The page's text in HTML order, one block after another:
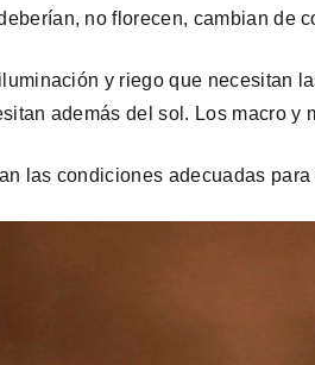
no florecen, cambian de
y riego que necesitan
además del sol. Los macro
las condiciones adecuadas